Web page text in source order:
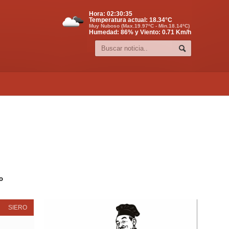
Hora: 02:30:36
Temperatura actual: 18.34°C
Muy Nuboso (Max.19.97ºC - Min.18.14ºC)
Humedad: 86% y Viento: 0.71 Km/h
SIERO